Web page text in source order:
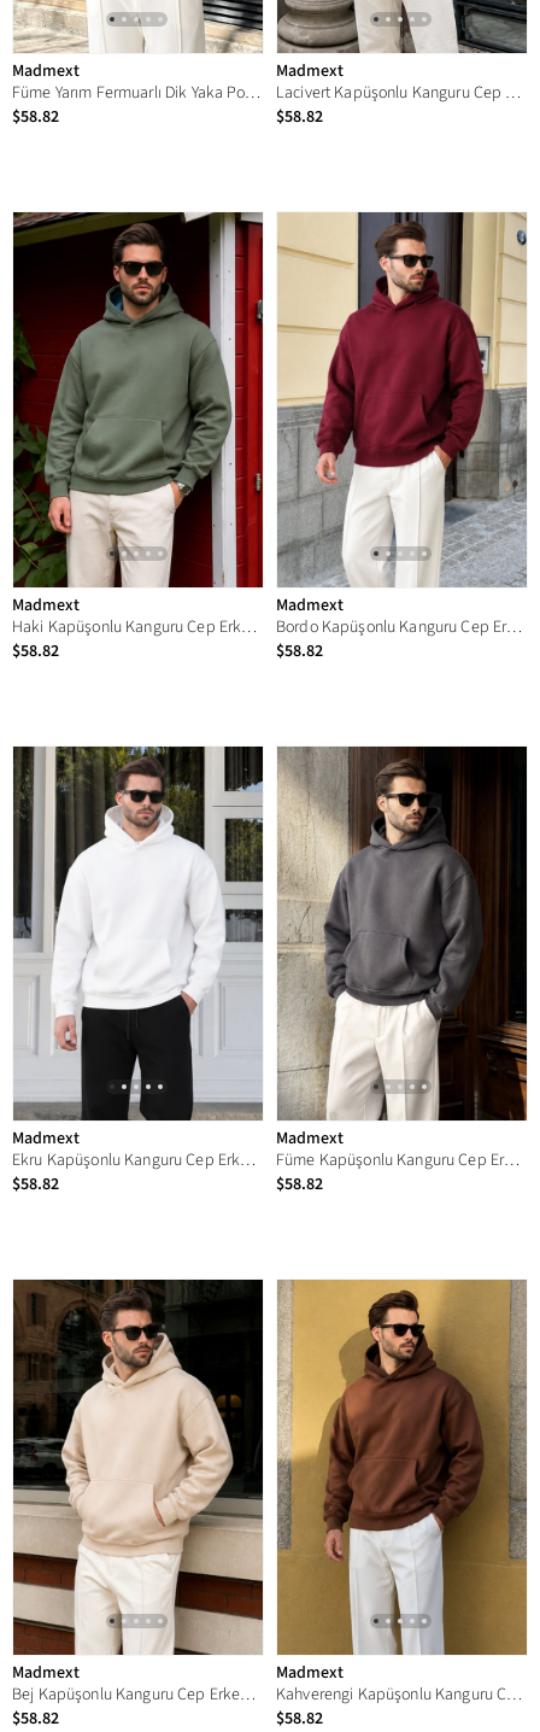
Madmext
Füme Yarım Fermuarlı Dik Yaka Polar Sweatshirt E7165
$58.82
Madmext
Lacivert Kapüşonlu Kanguru Cep Erkek Sweatshirt E7169
$58.82
Madmext
Haki Kapüşonlu Kanguru Cep Erkek Sweatshirt E7169
$58.82
Madmext
Bordo Kapüşonlu Kanguru Cep Erkek Sweatshirt E7169
$58.82
Madmext
Ekru Kapüşonlu Kanguru Cep Erkek Sweatshirt E7169
$58.82
Madmext
Füme Kapüşonlu Kanguru Cep Erkek Sweatshirt E7169
$58.82
Madmext
Bej Kapüşonlu Kanguru Cep Erkek Sweatshirt E7169
$58.82
Madmext
Kahverengi Kapüşonlu Kanguru Cep Erkek Sweatshirt E7169
$58.82